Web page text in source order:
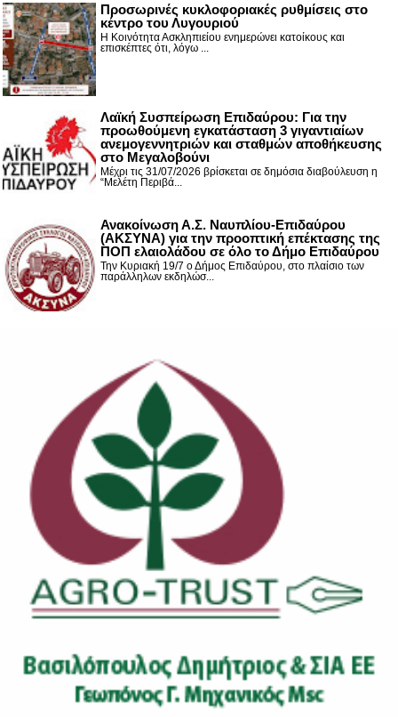
Προσωρινές κυκλοφοριακές ρυθμίσεις στο
κέντρο του Λυγουριού
Η Κοινότητα Ασκληπιείου ενημερώνει κατοίκους και
επισκέπτες ότι, λόγω ...
Λαϊκή Συσπείρωση Επιδαύρου: Για την
προωθούμενη εγκατάσταση 3 γιγαντιαίων
ανεμογεννητριών και σταθμών αποθήκευσης
στο Μεγαλοβούνι
Μέχρι τις 31/07/2026 βρίσκεται σε δημόσια διαβούλευση η
“Μελέτη Περιβά...
Ανακοίνωση Α.Σ. Ναυπλίου-Επιδαύρου
(ΑΚΣΥΝΑ) για την προοπτική επέκτασης της
ΠΟΠ ελαιολάδου σε όλο το Δήμο Επιδαύρου
Την Κυριακή 19/7 ο Δήμος Επιδαύρου, στο πλαίσιο των
παράλληλων εκδηλώσ...